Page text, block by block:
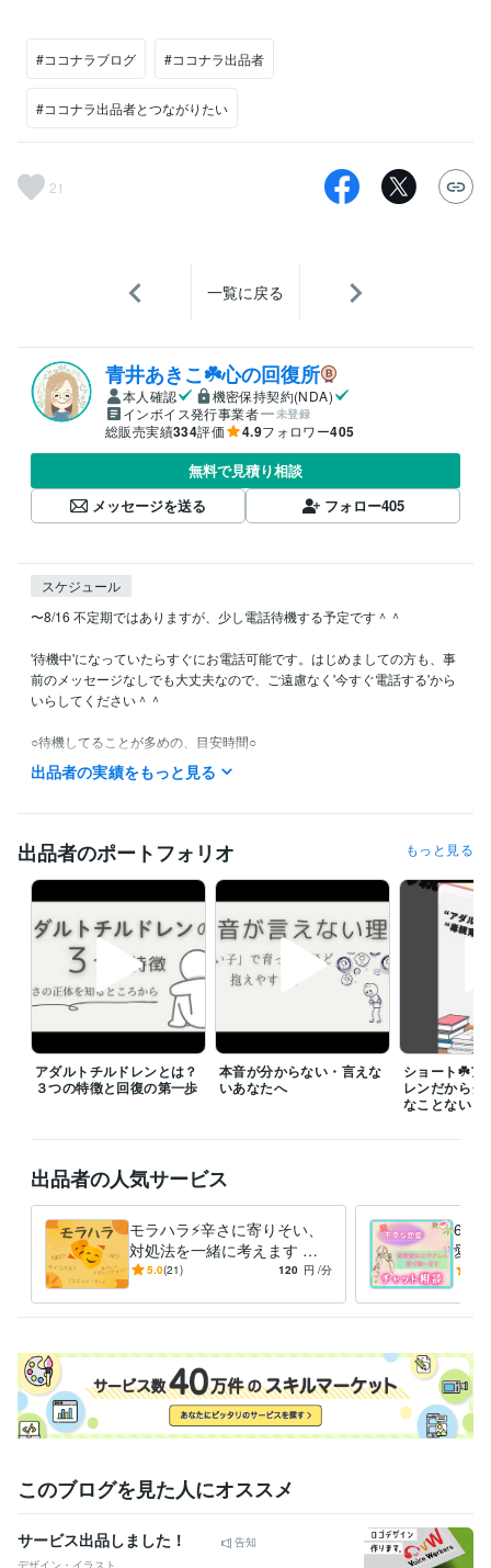
#ココナラブログ #ココナラ出品者
#ココナラ出品者とつながりたい
21
一覧に戻る
青井あきこ☘️心の回復所
本人確認
機密保持契約(NDA)
インボイス発行事業者
未登録
総販売実績334評価 4.9フォロワー405
無料で見積り相談
メッセージを送る
フォロー405
スケジュール
〜8/16 不定期ではありますが、少し電話待機する予定です＾＾
'待機中'になっていたらすぐにお電話可能です。はじめましての方も、事
前のメッセージなしでも大丈夫なので、ご遠慮なく'今すぐ電話する'から
いらしてください＾＾
○待機してることが多めの、目安時間○
平日10:00-16:00くらい、土日の朝と夜等で不定期
※電話待機は少なめとなりますが、DM頂けますと、お話できる時もあり
○最終通話時間○
夜のお電話～22:00までとさせて頂きます。
○すぐお電話する方法○
待機中→今すぐ電話する
※海外からのお電話の際には、事前にDM頂けますと幸いです。
初めての利用で分からないことがある、などの場合、お気軽にメッセー
ジお待ちしております꙳✧
DMで日時を合わせることも、ご相談可能です（どうしても難しいタイミ
ングなどもあるので、その際はご了承ください）。
メディア・出版・広告 / 編集・エディター・デスク・校正
2年
職歴
出産～現在まで、心の整えと個人の仕事 1997年3月 ~ 1997年3月 1
997年3月 ~ 1997年3月
1997年3月 ~ 1997年3月
1997年3月 ~ 199
ココナラレギュラーランク ココナラシルバーランク ココナラゴール
ドランク
資格・検定
メンタル心理カウンセラー 取得年 : 2022年
ビジネス・クリエイティブツール
WordPress:5年VLLO:1年 Canva:0年ChatGPT:0年
得意分野
回避依存の
出品者の実績をもっと見る
出品者のポートフォリオ もっと見る
アダルトチルドレンとは？
３つの特徴と回復の第一歩
本音が分からない・言えな
いあなたへ
ショート☘️ア
レンだからダ
なことない
出品者の人気サービス
モラハラ⚡️辛さに寄りそい、
対処法を一緒に考えます 自
己愛性パーソナリティ障害 A
5.0(21) 120 円 /分
60分
愛
通/
このブログを見た人にオススメ
サービス出品しました！
告知
デザイン・イラスト